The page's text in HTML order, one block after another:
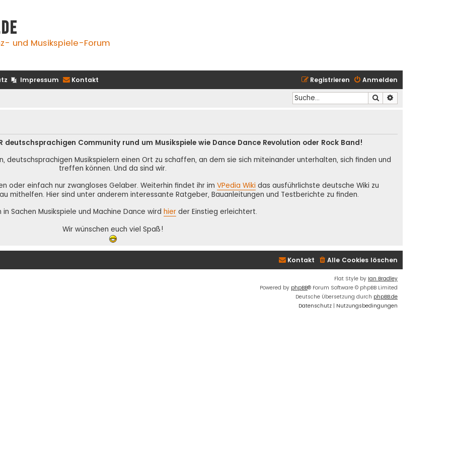
und Musikspiele-Forum
Impressum Kontakt Anmelden
Registrieren
Suche
deutschsprachigen Community rund um Musikspiele wie Dance Dance Revolution oder Rock Band!
deutschsprachigen Musikspielern einen Ort zu schaffen, an dem sie sich miteinander unterhalten, sich finden und
treffen können. Und da sind wir.
oder einfach nur zwangloses Gelaber. Weiterhin findet ihr im VPedia Wiki das ausführlichste deutsche Wiki zu
mithelfen. Hier sind unter anderem interessante Ratgeber, Bauanleitungen und Testberichte zu finden.
in Sachen Musikspiele und Machine Dance wird hier der Einstieg erleichtert.
Wir wünschen euch viel Spaß!
Alle Cookies löschen
Kontakt
Flat Style by Ian Bradley
Powered by phpBB® Forum Software © phpBB Limited
Deutsche Übersetzung durch phpBB.de
Datenschutz | Nutzungsbedingungen